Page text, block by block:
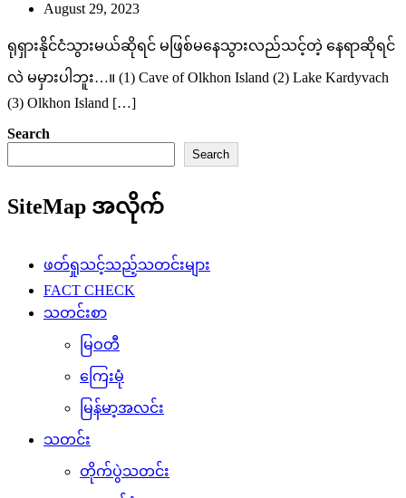
August 29, 2023
ရုရှားနိုင်ငံသွားမယ်ဆိုရင် မဖြစ်မနေသွားလည်သင့်တဲ့ နေရာဆိုရင်
လဲ မမှားပါဘူး…။ (1) Cave of Olkhon Island (2) Lake Kardyvach
(3) Olkhon Island […]
Search
Search
SiteMap အလိုက်
ဖတ်ရှုသင့်သည့်သတင်းများ
FACT CHECK
သတင်းစာ
မြဝတီ
ကြေးမုံ
မြန်မာ့အလင်း
သတင်း
တိုက်ပွဲသတင်း